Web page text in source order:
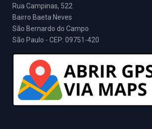
Rua Campinas, 522
Bairro Baeta Neves
São Bernardo do Campo
São Paulo - CEP: 09751-420